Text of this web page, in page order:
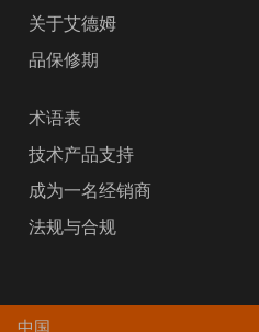
关于艾德姆
品保修期
术语表
技术产品支持
成为一名经销商
法规与合规
中国